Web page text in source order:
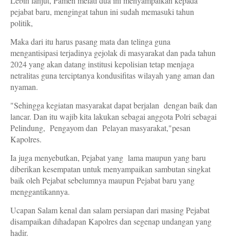
pejabat baru, mengingat tahun ini sudah memasuki tahun
politik,
Maka dari itu harus pasang mata dan telinga guna
mengantisipasi terjadinya gejolak di masyarakat dan pada tahun
2024 yang akan datang institusi kepolisian tetap menjaga
netralitas guna terciptanya kondusifitas wilayah yang aman dan
nyaman.
"Sehingga kegiatan masyarakat dapat berjalan dengan baik dan
lancar. Dan itu wajib kita lakukan sebagai anggota Polri sebagai
Pelindung, Pengayom dan Pelayan masyarakat,"pesan
Kapolres.
Ia juga menyebutkan, Pejabat yang lama maupun yang baru
diberikan kesempatan untuk menyampaikan sambutan singkat
baik oleh Pejabat sebelumnya maupun Pejabat baru yang
menggantikannya.
Ucapan Salam kenal dan salam persiapan dari masing Pejabat
disampaikan dihadapan Kapolres dan segenap undangan yang
hadir.